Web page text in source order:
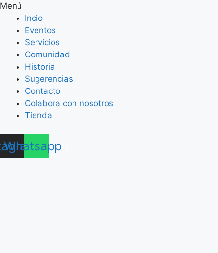
Menú
Incio
Eventos
Servicios
Comunidad
Historia
Sugerencias
Contacto
Colabora con nosotros
Tienda
Whatsapp